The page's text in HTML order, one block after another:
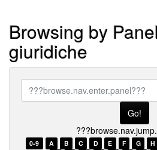
Browsing by Panel
giuridiche
???
0-9 A B C D E F G H